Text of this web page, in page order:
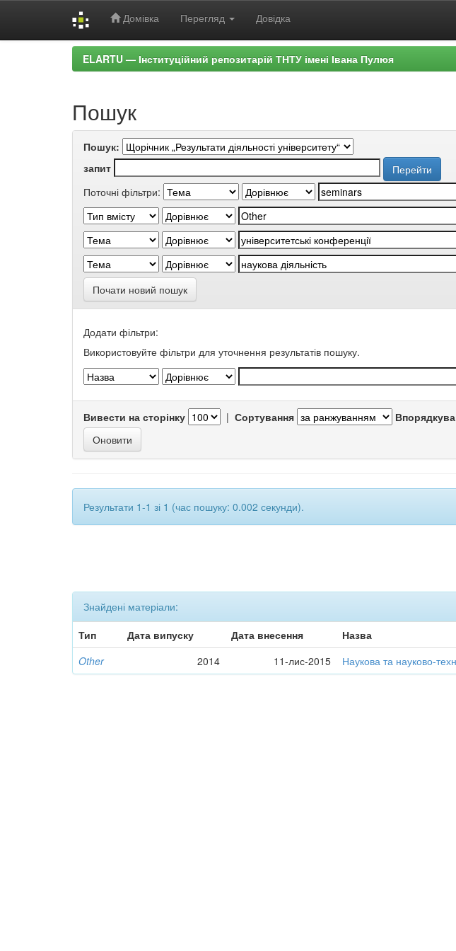
Домівка Перегляд Довідка
ELARTU — Інституційний репозитарій ТНТУ імені Івана Пулюя
Пошук
Пошук:
запит
Поточні фільтри:
Почати новий пошук
Додати фільтри:
Використовуйте фільтри для уточнення результатів пошуку.
Вивести на сторінку | Сортування
Результати 1-1 зі 1 (час пошуку: 0.002 секунди).
Знайдені матеріали:
Тип
Дата випуску Дата внесення Назва
Other
2014 11-лис-2015 Наукова та науково-